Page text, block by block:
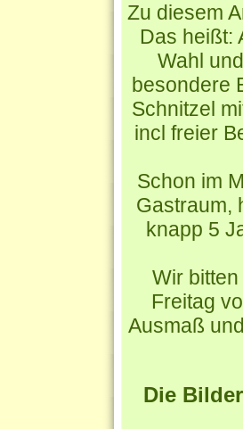
Zu diesem
Das heißt:
Wahl
besondere
Schnitzel
incl freier
Schon im
Gastraum,
knapp 5
Wir
Freitag
Ausmaß
Die